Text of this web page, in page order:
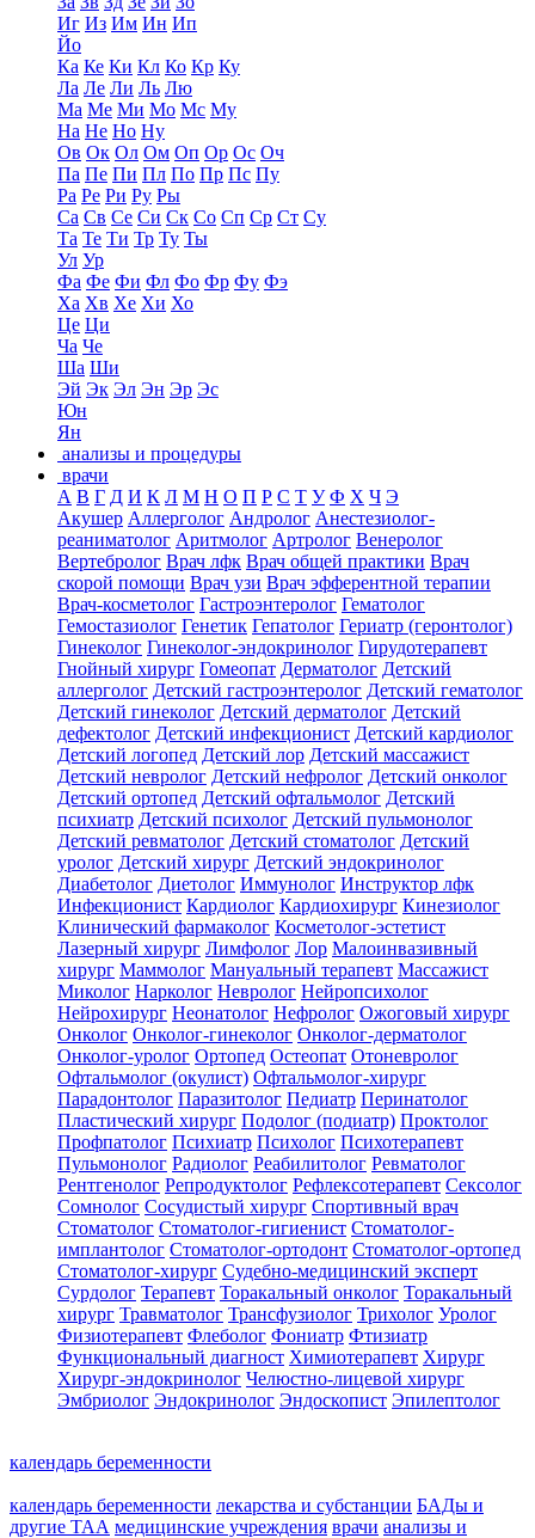
Иг Из Им Ин Ип
Йо
Ка Ке Ки Кл Ко Кр Ку
Ла Ле Ли Ль Лю
Ма Ме Ми Мо Мс Му
На Не Но Ну
Ов Ок Ол Ом Оп Ор Ос Оч
Па Пе Пи Пл По Пр Пс Пу
Ра Ре Ри Ру Ры
Са Св Се Си Ск Со Сп Ср Ст Су
Та Те Ти Тр Ту Ты
Ул Ур
Фа Фе Фи Фл Фо Фр Фу Фэ
Ха Хв Хе Хи Хо
Це Ци
Ча Че
Ша Ши
Эй Эк Эл Эн Эр Эс
Юн
Ян
анализы и процедуры
врачи
А В Г Д И К Л М Н О П Р С Т У Ф Х Ч Э
Акушер Аллерголог Андролог Анестезиолог-
реаниматолог Аритмолог Артролог Венеролог
Вертебролог Врач лфк Врач общей практики Врач
скорой помощи Врач узи Врач эфферентной терапии
Врач-косметолог Гастроэнтеролог Гематолог
Гемостазиолог Генетик Гепатолог Гериатр (геронтолог)
Гинеколог Гинеколог-эндокринолог Гирудотерапевт
Гнойный хирург Гомеопат Дерматолог Детский
аллерголог Детский гастроэнтеролог Детский гематолог
Детский гинеколог Детский дерматолог Детский
дефектолог Детский инфекционист Детский кардиолог
Детский логопед Детский лор Детский массажист
Детский невролог Детский нефролог Детский онколог
Детский ортопед Детский офтальмолог Детский
психиатр Детский психолог Детский пульмонолог
Детский ревматолог Детский стоматолог Детский
уролог Детский хирург Детский эндокринолог
Диабетолог Диетолог Иммунолог Инструктор лфк
Инфекционист Кардиолог Кардиохирург Кинезиолог
Клинический фармаколог Косметолог-эстетист
Лазерный хирург Лимфолог Лор Малоинвазивный
хирург Маммолог Мануальный терапевт Массажист
Миколог Нарколог Невролог Нейропсихолог
Нейрохирург Неонатолог Нефролог Ожоговый хирург
Онколог Онколог-гинеколог Онколог-дерматолог
Онколог-уролог Ортопед Остеопат Отоневролог
Офтальмолог (окулист) Офтальмолог-хирург
Парадонтолог Паразитолог Педиатр Перинатолог
Пластический хирург Подолог (подиатр) Проктолог
Профпатолог Психиатр Психолог Психотерапевт
Пульмонолог Радиолог Реабилитолог Ревматолог
Рентгенолог Репродуктолог Рефлексотерапевт Сексолог
Сомнолог Сосудистый хирург Спортивный врач
Стоматолог Стоматолог-гигиенист Стоматолог-
имплантолог Стоматолог-ортодонт Стоматолог-ортопед
Стоматолог-хирург Судебно-медицинский эксперт
Сурдолог Терапевт Торакальный онколог Торакальный
хирург Травматолог Трансфузиолог Трихолог Уролог
Физиотерапевт Флеболог Фониатр Фтизиатр
Функциональный диагност Химиотерапевт Хирург
Хирург-эндокринолог Челюстно-лицевой хирург
Эмбриолог Эндокринолог Эндоскопист Эпилептолог
календарь беременности
календарь беременности лекарства и субстанции БАДы и
другие ТАА медицинские учреждения врачи анализы и